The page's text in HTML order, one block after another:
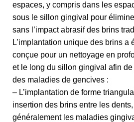
espaces, y compris dans les
sous le sillon gingival pour
sans l’impact abrasif des brins
L’implantation unique des brins a
conçue pour un nettoyage en
et le long du sillon gingival afin de
des maladies de gencives :
– L’implantation de forme
insertion des brins entre les
généralement les maladies